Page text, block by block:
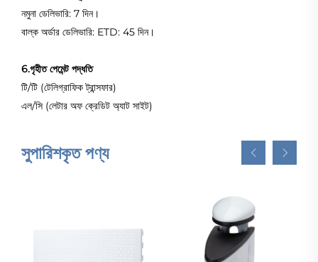
নমুনা ডেলিভারি: 7 দিন।
বাল্ক অর্ডার ডেলিভারি: ETD: 45 দিন।
6.গৃহীত পেমেন্ট পদ্ধতি
টি/টি (টেলিগ্রাফিক ট্রান্সফার)
এল/সি (লেটার অফ ক্রেডিট অ্যাট সাইট)
সুপারিশকৃত পণ্য